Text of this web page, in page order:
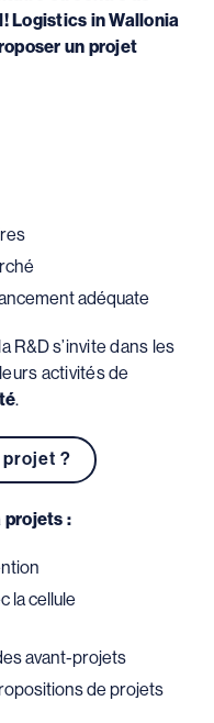
Logistics in Wallonia
un projet
adéquate
R&D s’invite dans les
activités de
.
projet ?
projets :
la cellule
avant-projets
de projets